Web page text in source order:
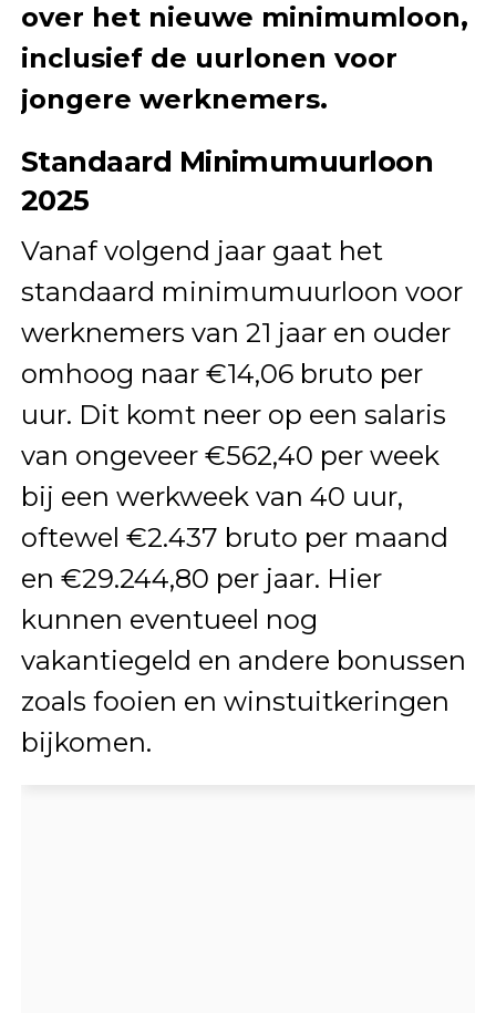
over het nieuwe minimumloon,
inclusief de uurlonen voor
jongere werknemers.
Standaard Minimumuurloon
2025
Vanaf volgend jaar gaat het
standaard minimumuurloon voor
werknemers van 21 jaar en ouder
omhoog naar €14,06 bruto per
uur. Dit komt neer op een salaris
van ongeveer €562,40 per week
bij een werkweek van 40 uur,
oftewel €2.437 bruto per maand
en €29.244,80 per jaar. Hier
kunnen eventueel nog
vakantiegeld en andere bonussen
zoals fooien en winstuitkeringen
bijkomen.